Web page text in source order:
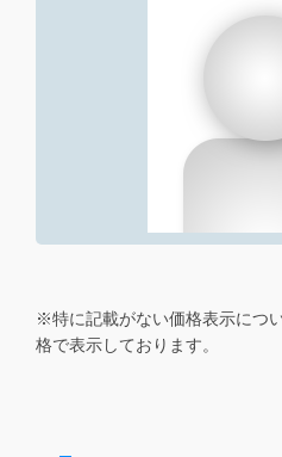
※特に記載がない価格表示につ
格で表示しております。